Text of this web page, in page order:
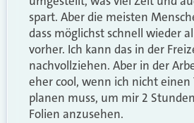
spart. Aber die meisten
dass möglichst schnell wieder
vorher. Ich kann das in der
nachvollziehen. Aber in der
eher cool, wenn ich nicht einen
planen muss, um mir 2
Folien anzusehen.